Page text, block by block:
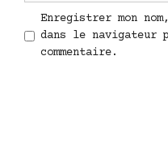
Enregistrer mon
dans le navigateur
commentaire.